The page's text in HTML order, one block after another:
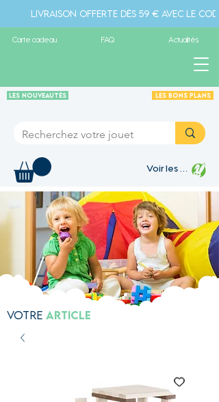
Livraison offerte dès 59 € avec le
Carte cadeau FAQ Actualités
Les Nouveautés Les Bons plans
Voir les points
Votre Article